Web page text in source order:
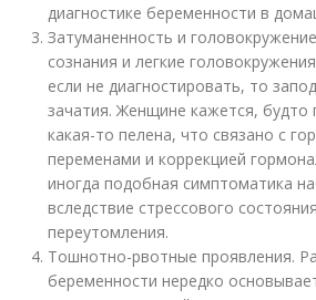
диагностике беременности в
Затуманенность и
сознания и легкие
если не диагностировать, то
зачатия. Женщине кажется, будто
какая-то пелена, что связано с
переменами и коррекцией
иногда подобная симптоматика
вследствие стрессового
переутомления.
Тошнотно-рвотные проявления.
беременности нередко